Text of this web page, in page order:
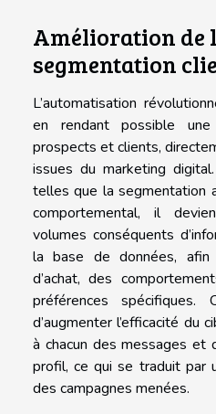
Amélioration de
segmentation
L’automatisation
en rendant possible
prospects et clients,
issues du marketing
telles que la segmentation
comportemental, il
volumes conséquents
la base de données, afin
d’achat, des
préférences spécifiques.
d’augmenter l’efficacité du
à chacun des messages et
profil, ce qui se traduit par
des campagnes menées.